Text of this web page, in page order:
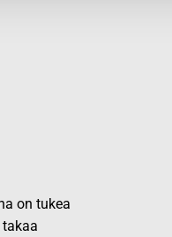
on tukea